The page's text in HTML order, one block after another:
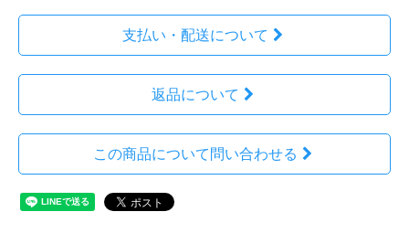
支払い・配送について
返品について
この商品について問い合わせる